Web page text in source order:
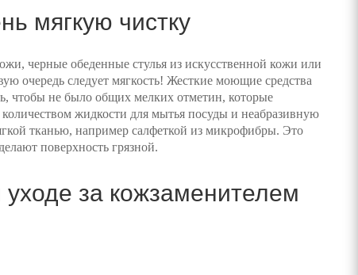
мягкую чистку
черные обеденные стулья из искусственной кожи или
очередь следует мягкость! Жесткие моющие средства
чтобы не было общих мелких отметин, которые
жидкости для мытья посуды и неабразивную
тканью, например салфеткой из микрофибры. Это
поверхность грязной.
за кожзаменителем